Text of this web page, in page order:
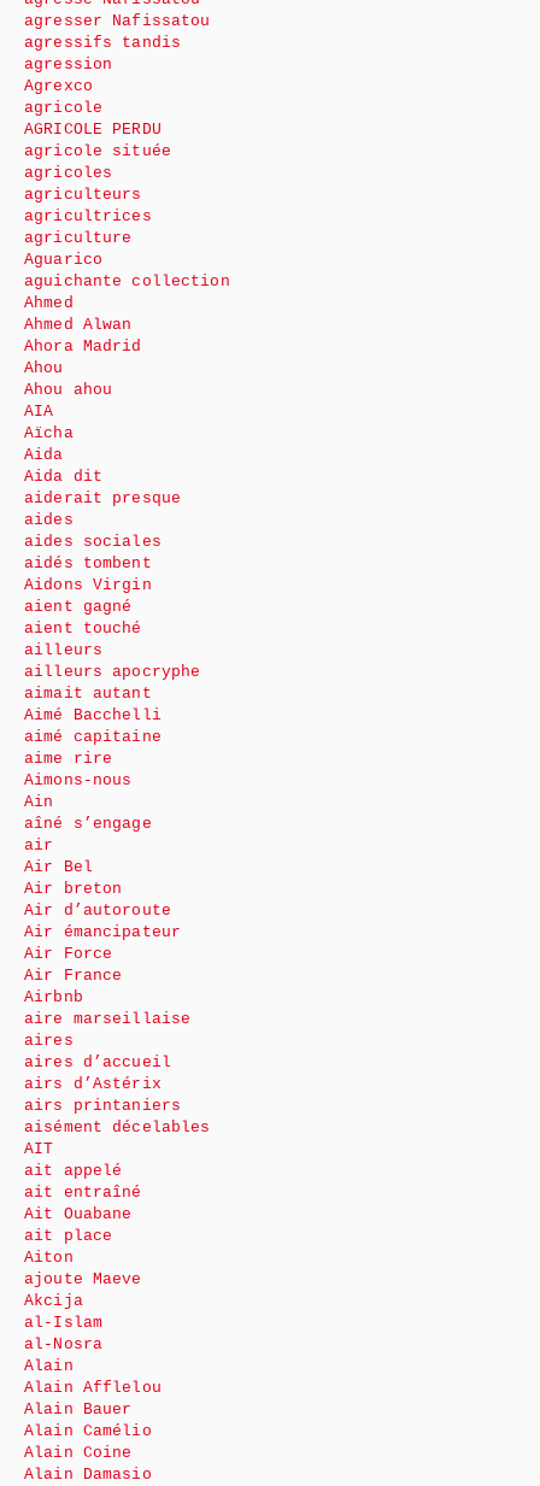
agresser Nafissatou
agressifs tandis
agression
Agrexco
agricole
AGRICOLE PERDU
agricole située
agricoles
agriculteurs
agricultrices
agriculture
Aguarico
aguichante collection
Ahmed
Ahmed Alwan
Ahora Madrid
Ahou
Ahou ahou
AIA
Aïcha
Aida
Aida dit
aiderait presque
aides
aides sociales
aidés tombent
Aidons Virgin
aient gagné
aient touché
ailleurs
ailleurs apocryphe
aimait autant
Aimé Bacchelli
aimé capitaine
aime rire
Aimons-nous
Ain
aîné s’engage
air
Air Bel
Air breton
Air d’autoroute
Air émancipateur
Air Force
Air France
Airbnb
aire marseillaise
aires
aires d’accueil
airs d’Astérix
airs printaniers
aisément décelables
AIT
ait appelé
ait entraîné
Ait Ouabane
ait place
Aiton
ajoute Maeve
Akcija
al-Islam
al-Nosra
Alain
Alain Afflelou
Alain Bauer
Alain Camélio
Alain Coine
Alain Damasio